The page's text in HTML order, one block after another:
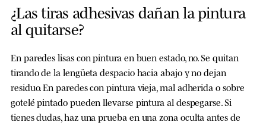
¿Las tiras adhesivas dañan la pintura
al quitarse?
En paredes lisas con pintura en buen estado, no. Se quitan
tirando de la lengüeta despacio hacia abajo y no dejan
residuo. En paredes con pintura vieja, mal adherida o sobre
gotelé pintado pueden llevarse pintura al despegarse. Si
tienes dudas, haz una prueba en una zona oculta antes de